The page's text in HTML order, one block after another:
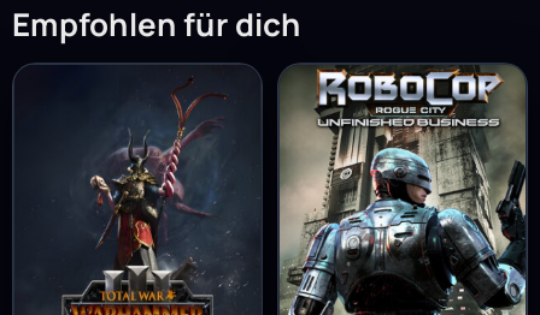
Empfohlen für dich